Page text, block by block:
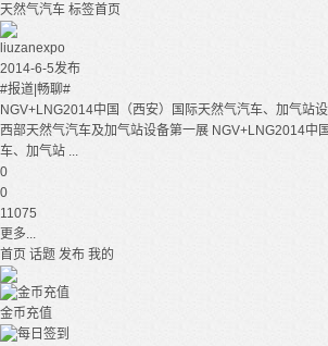
天然气汽车 标签首页
liuzanexpo
2014-6-5发布
#报道|畅聊#
NGV+LNG2014中国（西安）国际天然气汽车、加气站
西部天然气汽车及加气站设备第一展 NGV+LNG2014中
车、加气站 ...
0
0
11075
更多...
首页 话题 发布 我的
金币充值